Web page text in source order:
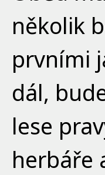
několik
prvními
dál,
lese
herbáře